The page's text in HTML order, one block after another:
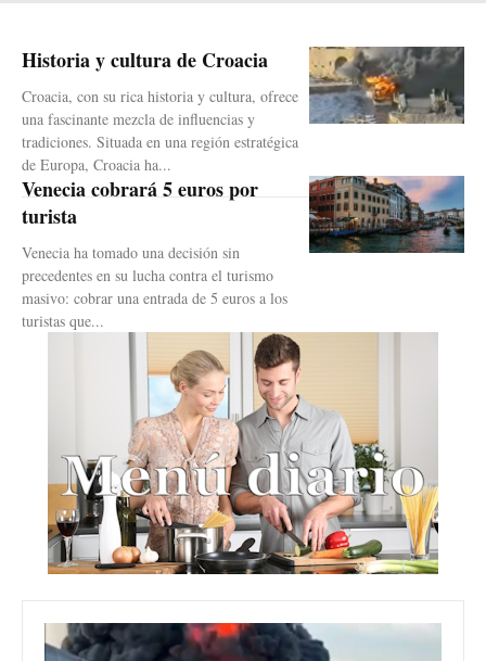
Historia y cultura de Croacia
Croacia, con su rica historia y cultura, ofrece
una fascinante mezcla de influencias y
tradiciones. Situada en una región estratégica
de Europa, Croacia ha...
Venecia cobrará 5 euros por
turista
Venecia ha tomado una decisión sin
precedentes en su lucha contra el turismo
masivo: cobrar una entrada de 5 euros a los
turistas que...